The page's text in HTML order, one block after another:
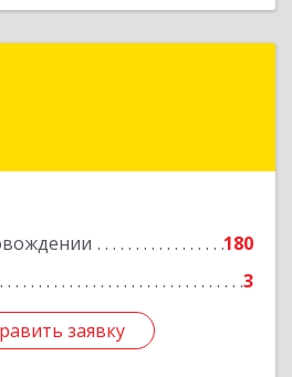
180
3
заявку
край, Хабаровск г,
заявку